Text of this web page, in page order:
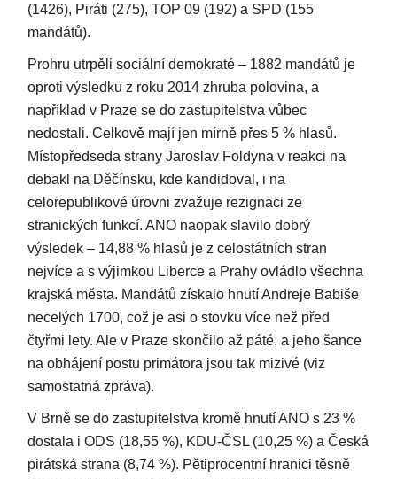
(1426), Piráti (275), TOP 09 (192) a SPD (155
mandátů).
Prohru utrpěli sociální demokraté – 1882 mandátů je
oproti výsledku z roku 2014 zhruba polovina, a
například v Praze se do zastupitelstva vůbec
nedostali. Celkově mají jen mírně přes 5 % hlasů.
Místopředseda strany Jaroslav Foldyna v reakci na
debakl na Děčínsku, kde kandidoval, i na
celorepublikové úrovni zvažuje rezignaci ze
stranických funkcí. ANO naopak slavilo dobrý
výsledek – 14,88 % hlasů je z celostátních stran
nejvíce a s výjimkou Liberce a Prahy ovládlo všechna
krajská města. Mandátů získalo hnutí Andreje Babiše
necelých 1700, což je asi o stovku více než před
čtyřmi lety. Ale v Praze skončilo až páté, a jeho šance
na obhájení postu primátora jsou tak mizivé (viz
samostatná zpráva).
V Brně se do zastupitelstva kromě hnutí ANO s 23 %
dostala i ODS (18,55 %), KDU-ČSL (10,25 %) a Česká
pirátská strana (8,74 %). Pětiprocentní hranici těsně